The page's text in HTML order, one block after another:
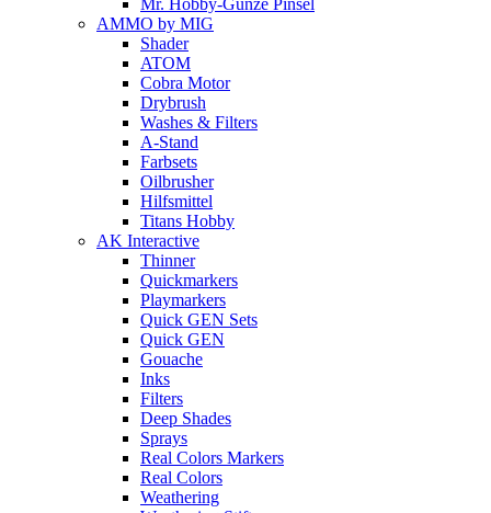
Mr. Hobby-Gunze Pinsel
AMMO by MIG
Shader
ATOM
Cobra Motor
Drybrush
Washes & Filters
A-Stand
Farbsets
Oilbrusher
Hilfsmittel
Titans Hobby
AK Interactive
Thinner
Quickmarkers
Playmarkers
Quick GEN Sets
Quick GEN
Gouache
Inks
Filters
Deep Shades
Sprays
Real Colors Markers
Real Colors
Weathering